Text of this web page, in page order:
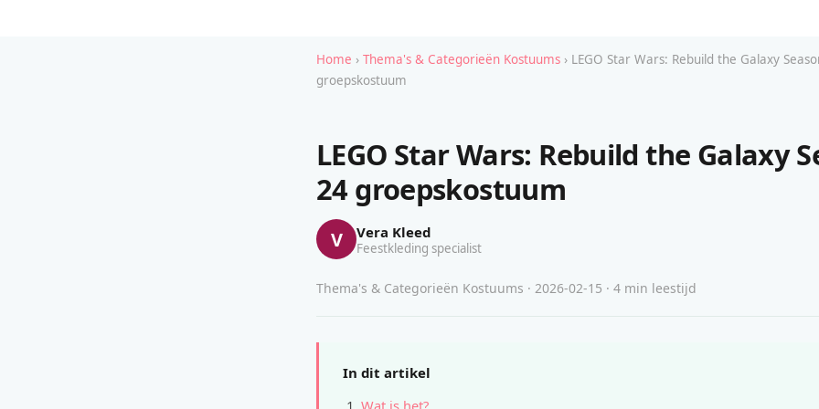
Home › Thema's & Categorieën Kostuums › LEGO Star Wars: Rebuild the Galaxy
groepskostuum
LEGO Star Wars: Rebuild the Galaxy
24 groepskostuum
V Vera Kleed
Feestkleding specialist
Thema's & Categorieën Kostuums · 2026-02-15 · 4 min leestijd
In dit artikel
Wat is het?